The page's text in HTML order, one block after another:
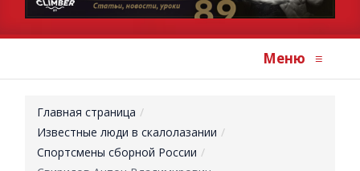
Меню ≡
Главная страница
Известные люди в скалолазании
Спортсмены сборной России